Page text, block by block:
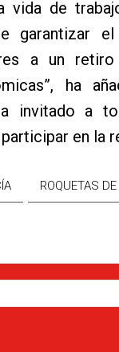
vida de
garantizar
a un
ha
invitado a
en la
ROQUETAS